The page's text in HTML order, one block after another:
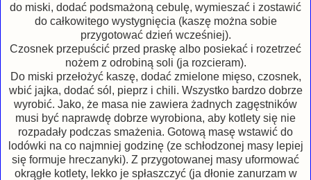
do miski, dodać podsmażoną cebulę, wymieszać i zostawić
do całkowitego wystygnięcia (kaszę można sobie
przygotować dzień wcześniej).
Czosnek przepuścić przed praskę albo posiekać i rozetrzeć
nożem z odrobiną soli (ja rozcieram).
Do miski przełożyć kaszę, dodać zmielone mięso, czosnek,
wbić jajka, dodać sól, pieprz i chili. Wszystko bardzo dobrze
wyrobić. Jako, że masa nie zawiera żadnych zagęstników
musi być naprawdę dobrze wyrobiona, aby kotlety się nie
rozpadały podczas smażenia. Gotową masę wstawić do
lodówki na co najmniej godzinę (ze schłodzonej masy lepiej
się formuje hreczanyki). Z przygotowanej masy uformować
okrągłe kotlety, lekko je spłaszczyć (ja dłonie zanurzam w